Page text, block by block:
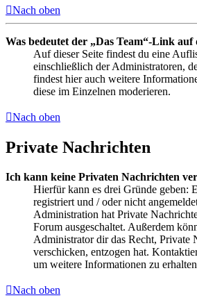
Nach oben
Was bedeutet der „Das Team“-Link auf
Auf dieser Seite findest du eine
einschließlich der Administratoren,
findest hier auch weitere
diese im Einzelnen moderieren.
Nach oben
Private Nachrichten
Ich kann keine Privaten Nachrichten
Hierfür kann es drei Gründe geben:
registriert und / oder nicht
Administration hat Private
Forum ausgeschaltet. Außerdem
Administrator dir das Recht, Private
verschicken, entzogen hat.
um weitere Informationen zu
Nach oben